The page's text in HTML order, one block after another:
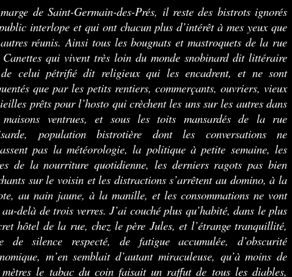
de Saint-Germain-des-Prés, il reste des bistrots ignorés
interlope et qui ont chacun plus d’intérêt à mes yeux que
réunis. Ainsi tous les bougnats et mastroquets de la rue
Canettes qui vivent très loin du monde snobinard dit littéraire
celui pétrifié dit religieux qui les encadrent, et ne sont
que par les petits rentiers, commerçants, ouvriers, vieux
prêts pour l’hosto qui crèchent les uns sur les autres dans
ventrues, et sous les toits mansardés de la rue
population bistrotière dont les conversations ne
pas la météorologie, la politique à petite semaine, les
de la nourriture quotidienne, les derniers ragots pas bien
sur le voisin et les distractions s’arrêtent au domino, à la
au nain jaune, à la manille, et les consommations ne vont
au-delà de trois verres. J’ai couché plus qu’habité, dans le plus
hôtel de la rue, chez le père Jules, et l’étrange tranquillité,
de silence respecté, de fatigue accumulée, d’obscurité
m’en semblait d’autant miraculeuse, qu’à moins de
le tabac du coin faisait un raffut de tous les diables,